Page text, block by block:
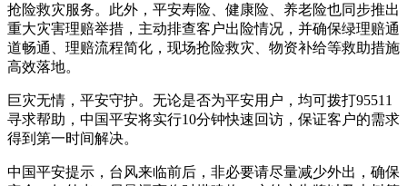
抢险救灾服务。此外，平安寿险、健康险、养老险也同步推出
重大灾害理赔举措，主动排查客户出险情况，并确保绿理赔通
道畅通、理赔流程简化，现场抢险救灾、物资补给等救助措施
高效落地。
巨灾无情，平安守护。无论是否为平安用户，均可拨打95511
寻求帮助，中国平安将实行10分钟快速回访，保证客户的需求
得到第一时间解决。
中国平安提示，台风来临前后，非必要请尽量减少外出，确保